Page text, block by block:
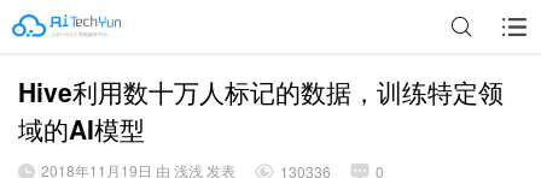
广告
Hive利用数十万人标记的数据，训练特定领
域的AI模型
2018年11月19日 由 浅浅 发表 130336 0